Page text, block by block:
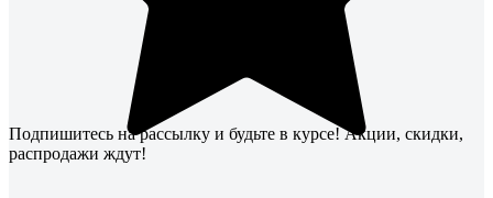
Подпишитесь на рассылку и будьте в курсе! Акции, скидки,
распродажи ждут!